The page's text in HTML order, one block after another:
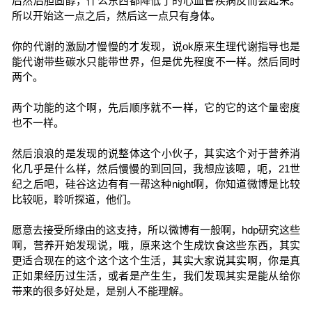
所以开始这一点之后，然后这一点只有身体。
你的代谢的激励才慢慢的才发现，说ok原来生理代谢指导也是
能代谢带些碳水只能带世界，但是优先程度不一样。然后同时
两个。
两个功能的这个啊，先后顺序就不一样，它的它的这个量密度
也不一样。
然后浪浪的是发现的说整体这个小伙子，其实这个对于营养消
化几乎是什么样，然后慢慢的到回回，我想应该嗯，呃，21世
纪之后吧，硅谷这边有有一帮这种night啊，你知道微博是比较
比较呃，聆听探道，他们。
愿意去接受所缘由的这支持，所以微博有一般啊，hdp研究这些
啊，营养开始发现说，哦，原来这个生成饮食这些东西，其实
更适合现在的这个这个这个生活，其实大家说其实啊，你是真
正如果经历过生活，或者是产生生，我们发现其实是能从给你
带来的很多好处是，是别人不能理解。